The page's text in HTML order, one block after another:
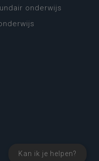
Kan ik je helpen?
onderwijs